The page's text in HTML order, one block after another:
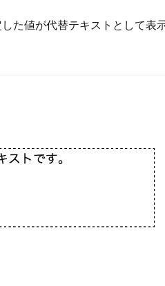
た値が代替テキストとして表